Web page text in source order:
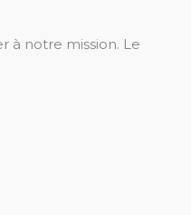
à notre mission. Le